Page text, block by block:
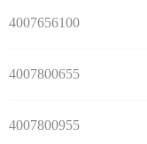
4007656100
4007800655
4007800955